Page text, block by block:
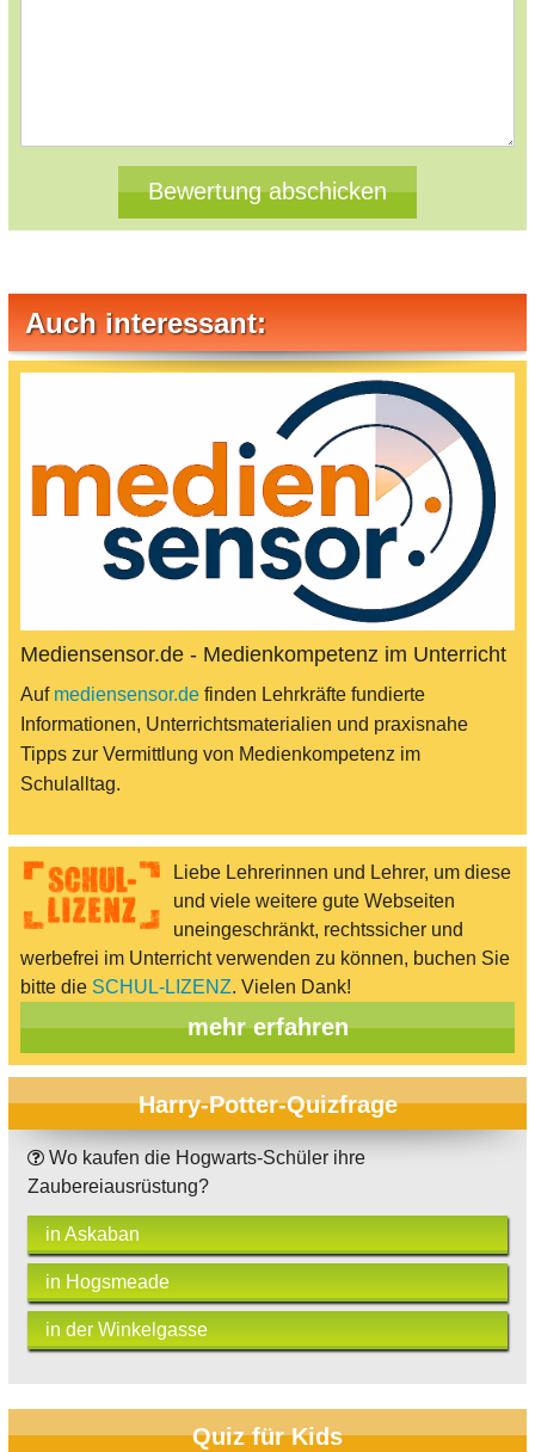
Auch interessant:
Mediensensor.de - Medienkompetenz im Unterricht
Auf mediensensor.de finden Lehrkräfte fundierte
Informationen, Unterrichtsmaterialien und praxisnahe
Tipps zur Vermittlung von Medienkompetenz im
Schulalltag.
Liebe Lehrerinnen und Lehrer, um diese
und viele weitere gute Webseiten
uneingeschränkt, rechtssicher und
werbefrei im Unterricht verwenden zu können, buchen Sie
bitte die SCHUL-LIZENZ. Vielen Dank!
mehr erfahren
Harry-Potter-Quizfrage
Wo kaufen die Hogwarts-Schüler ihre
Zaubereiausrüstung?
in Askaban
in Hogsmeade
in der Winkelgasse
Quiz für Kids